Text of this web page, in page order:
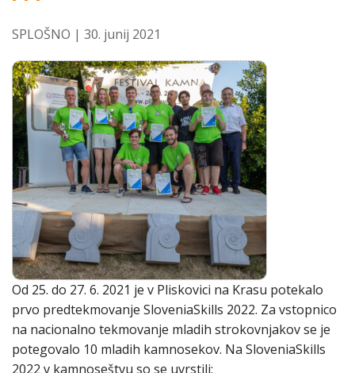
SPLOŠNO | 30. junij 2021
Od 25. do 27. 6. 2021 je v Pliskovici na Krasu potekalo
prvo predtekmovanje SloveniaSkills 2022. Za vstopnico
na nacionalno tekmovanje mladih strokovnjakov se je
potegovalo 10 mladih kamnosekov. Na SloveniaSkills
2022 v kamnoseštvu so se uvrstili: